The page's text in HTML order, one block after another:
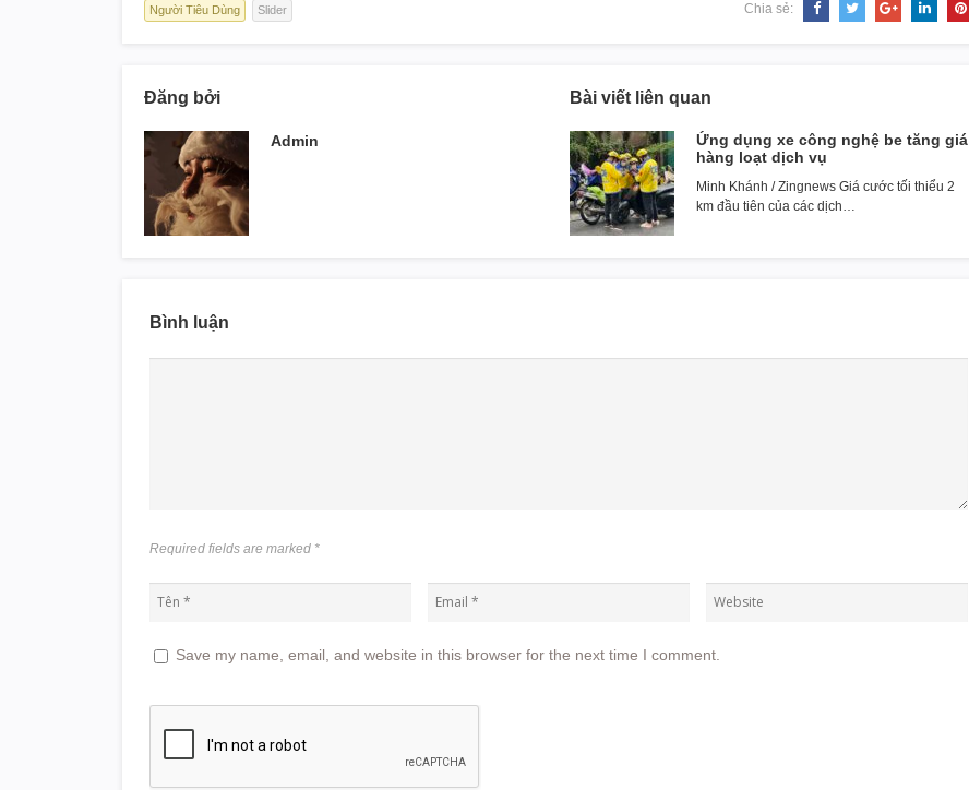
Người Tiêu Dùng Slider Chia sẻ:
Đăng bởi
Admin
Bài viết liên quan
Ứng dụng xe công nghệ be tăng giá
hàng loạt dịch vụ
Minh Khánh / Zingnews Giá cước tối thiểu 2
km đầu tiên của các dịch…
Bình luận
Required fields are marked *
Save my name, email, and website in this browser for the next time I comment.